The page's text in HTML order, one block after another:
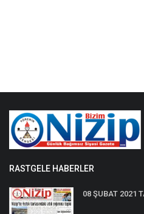
RASTGELE HABERLER
08 ŞUBAT 2021